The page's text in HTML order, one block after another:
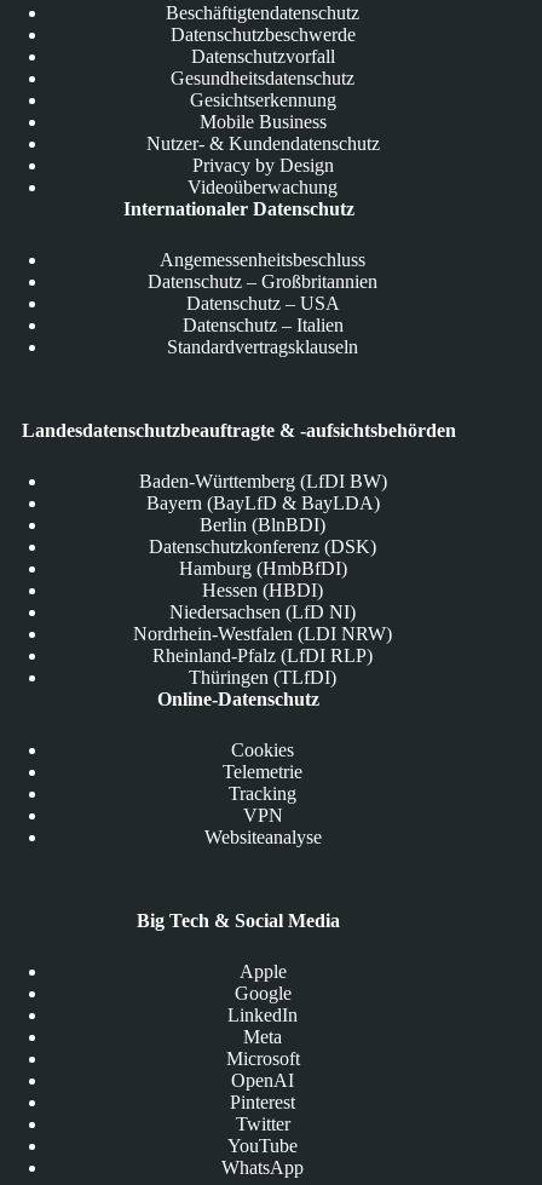
Beschäftigtendatenschutz
Datenschutzbeschwerde
Datenschutzvorfall
Gesundheitsdatenschutz
Gesichtserkennung
Mobile Business
Nutzer- & Kundendatenschutz
Privacy by Design
Videoüberwachung
Internationaler Datenschutz
Angemessenheitsbeschluss
Datenschutz – Großbritannien
Datenschutz – USA
Datenschutz – Italien
Standardvertragsklauseln
Landesdatenschutzbeauftragte & -aufsichtsbehörden
Baden-Württemberg (LfDI BW)
Bayern (BayLfD & BayLDA)
Berlin (BlnBDI)
Datenschutzkonferenz (DSK)
Hamburg (HmbBfDI)
Hessen (HBDI)
Niedersachsen (LfD NI)
Nordrhein-Westfalen (LDI NRW)
Rheinland-Pfalz (LfDI RLP)
Thüringen (TLfDI)
Online-Datenschutz
Cookies
Telemetrie
Tracking
VPN
Websiteanalyse
Big Tech & Social Media
Apple
Google
LinkedIn
Meta
Microsoft
OpenAI
Pinterest
Twitter
YouTube
WhatsApp